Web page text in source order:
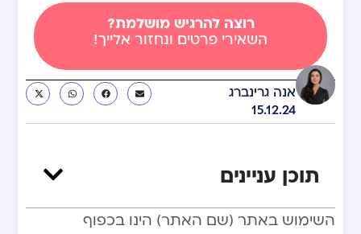
רוצה להרגיש מושלמת?
השאירי פרטים ונחזור אלייך!
אנה גרינברג
15.12.24
תוכן עניינים
השימוש באתר (שם האתר) הינו בכפוף